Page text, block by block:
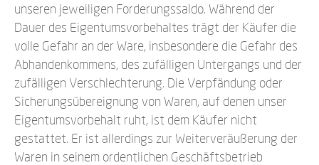
unseren jeweiligen Forderungssaldo. Während der
Dauer des Eigentumsvorbehaltes trägt der Käufer die
volle Gefahr an der Ware, insbesondere die Gefahr des
Abhandenkommens, des zufälligen Untergangs und der
zufälligen Verschlechterung. Die Verpfändung oder
Sicherungsübereignung von Waren, auf denen unser
Eigentumsvorbehalt ruht, ist dem Käufer nicht
gestattet. Er ist allerdings zur Weiterveräußerung der
Waren in seinem ordentlichen Geschäftsbetrieb